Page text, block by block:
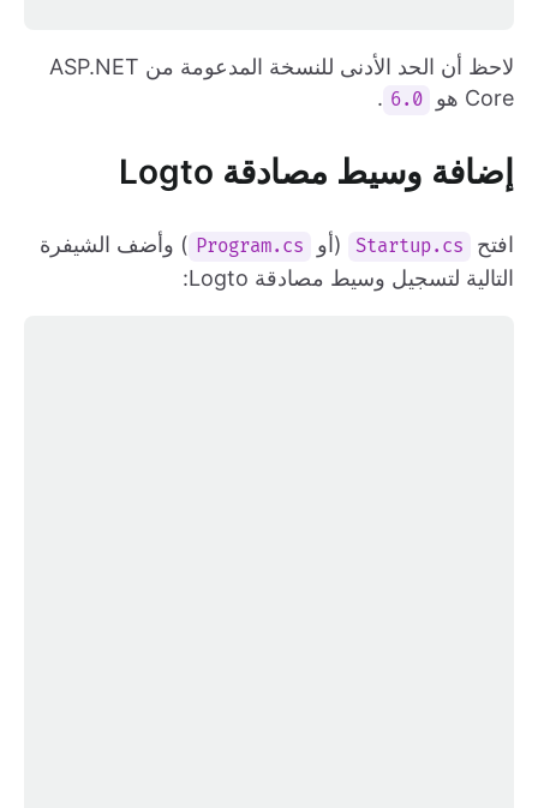
لاحظ أن الحد الأدنى للنسخة المدعومة من ASP.NET
Core هو
6.0
.
إضافة وسيط مصادقة Logto
افتح Startup.cs (أو Program.cs ) وأضف الشيفرة
التالية لتسجيل وسيط مصادقة Logto: